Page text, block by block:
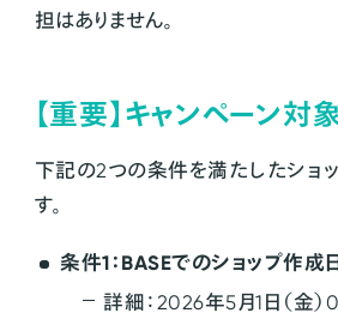
担はありません。
【重要】キャンペーン対
下記の2つの条件を満たしたショ
す。
条件1：BASEでのショップ作成
詳細：2026年5月1日（金）